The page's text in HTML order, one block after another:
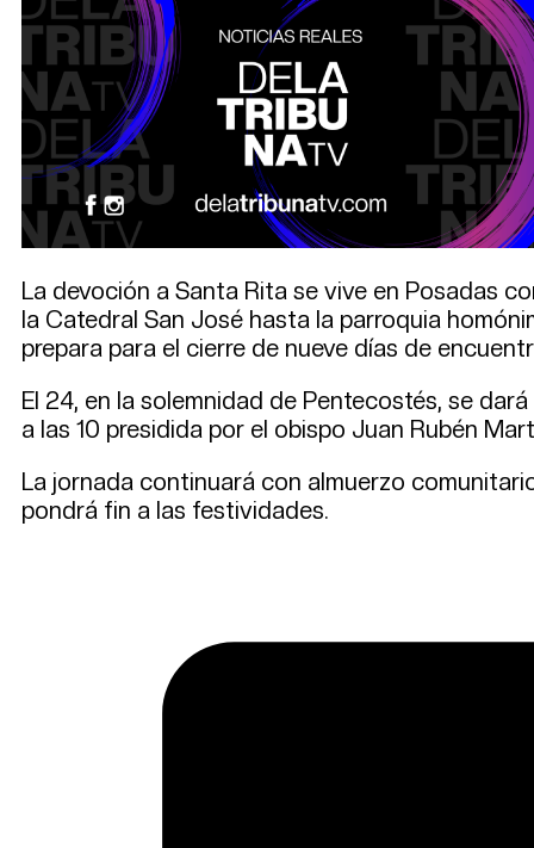
La devoción a Santa Rita se vive en Posadas
la Catedral San José hasta la parroquia
prepara para el cierre de nueve días de
El 24, en la solemnidad de Pentecostés, se
a las 10 presidida por el obispo Juan Rubén
La jornada continuará con almuerzo
pondrá fin a las festividades.